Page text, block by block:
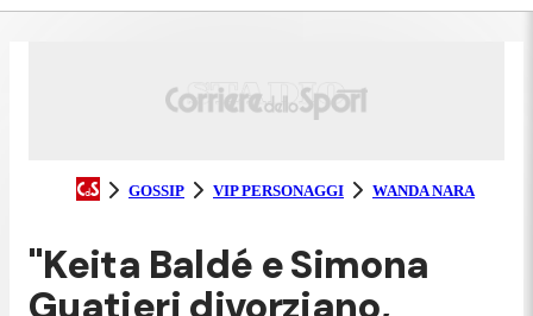
GOSSIP VIP PERSONAGGI WANDA NARA
"Keita Baldé e Simona